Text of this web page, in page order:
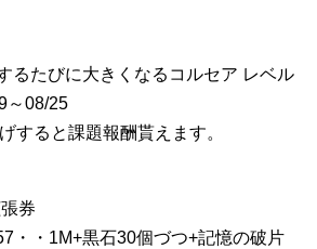
るたびに大きくなるコルセア レベル
～08/25
すると課題報酬貰えます。
券
・・1M+黒石30個づつ+記憶の破片